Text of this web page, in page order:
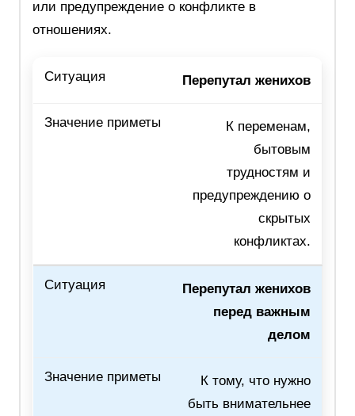
или предупреждение о конфликте в
отношениях.
Перепутал женихов
К переменам,
бытовым
трудностям и
предупреждению о
скрытых
конфликтах.
Перепутал женихов
перед важным
делом
К тому, что нужно
быть внимательнее